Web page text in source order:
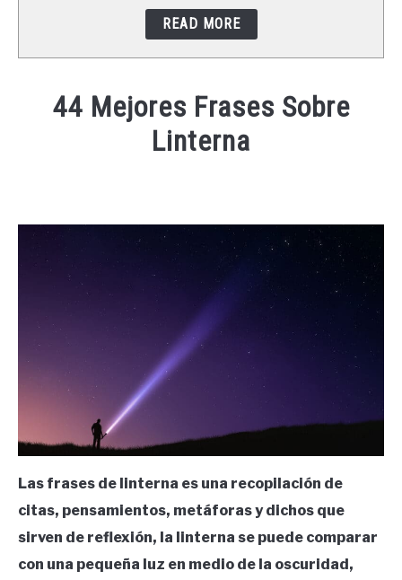
READ MORE
44 Mejores Frases Sobre
Linterna
Las frases de linterna es una recopilación de
citas, pensamientos, metáforas y dichos que
sirven de reflexión, la linterna se puede comparar
con una pequeña luz en medio de la oscuridad,